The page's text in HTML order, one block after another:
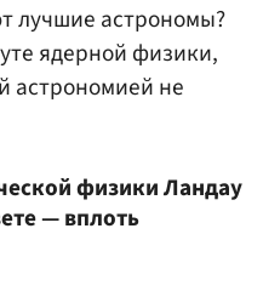
лучшие астрономы?
ядерной физики,
астрономией не
физики Ландау
— вплоть